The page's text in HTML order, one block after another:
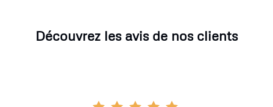
Découvrez les avis de nos clients